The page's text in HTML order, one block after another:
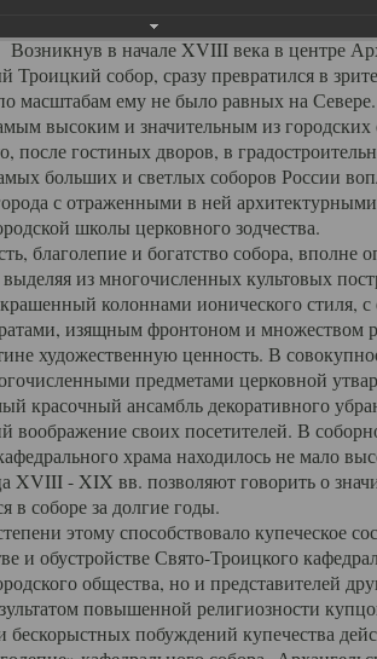
в начале XVIII века в центре
Троицкий собор, сразу превратился в
масштабам ему не было равных на
высоким и значительным из
после гостиных дворов, в
больших и светлых соборов России
с отраженными в ней
школы церковного зодчества.
благолепие и богатство собора, вполне
из многочисленных культовых
колоннами ионического стиля,
изящным фронтоном и множеством
художественную ценность. В
предметами церковной
красочный ансамбль декоративного
своих посетителей. В
храма находилось не мало
XVIII - XIX вв. позволяют говорить о
в соборе за долгие годы.
этому способствовало купеческое
и обустройстве Свято-Троицкого
общества, но и представителей
повышенной религиозности
бескорыстных побуждений купечества